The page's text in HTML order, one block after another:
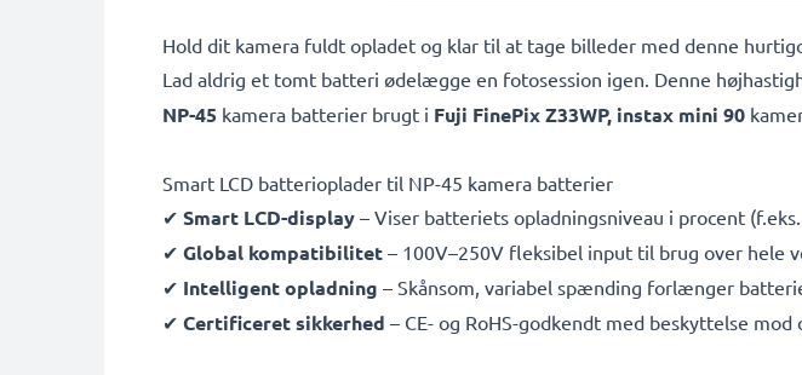
Hold dit kamera fuldt opladet og klar til at tage billeder med denne
Lad aldrig et tomt batteri ødelægge en fotosession igen. Denne
NP-45 kamera batterier brugt i Fuji FinePix Z33WP, instax mini 90
Smart LCD batterioplader til NP-45 kamera batterier
✔ Smart LCD-display – Viser batteriets opladningsniveau i procent
✔ Global kompatibilitet – 100V–250V fleksibel input til brug over hele
✔ Intelligent opladning – Skånsom, variabel spænding forlænger
✔ Certificeret sikkerhed – CE- og RoHS-godkendt med beskyttelse